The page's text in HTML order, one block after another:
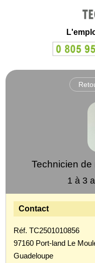
Technicien
1 à 3
Contact
Réf. TC2501010856
97160 Port-land Le
Guadeloupe